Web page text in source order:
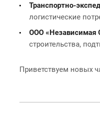
Транспортно-
логистические
ООО «Независимая
строительства,
Приветствуем новых